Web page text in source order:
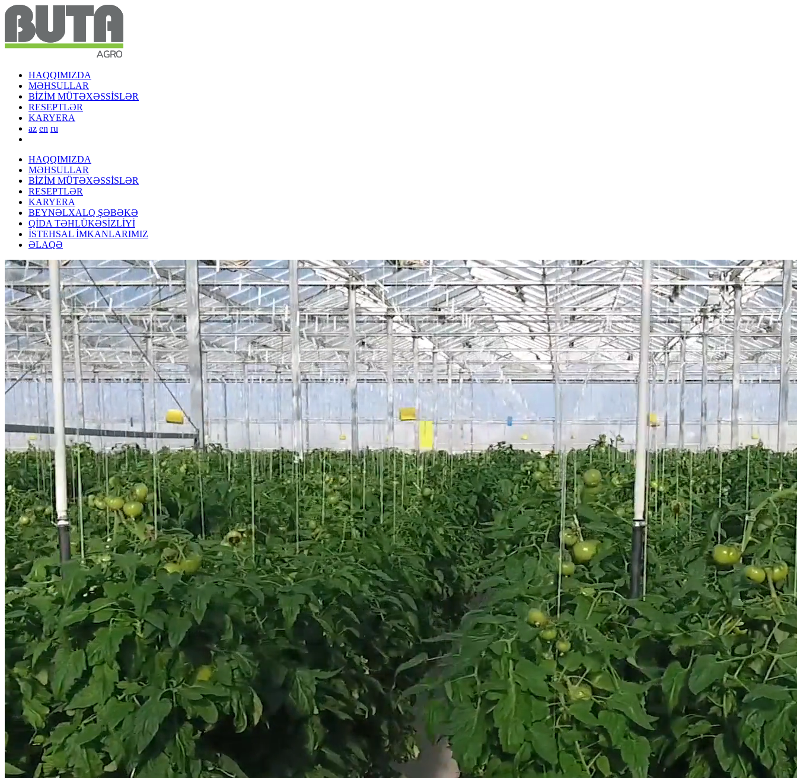
HAQQIMIZDA
MƏHSULLAR
BİZİM MÜTƏXƏSSİSLƏR
RESEPTLƏR
KARYERA
az en ru
HAQQIMIZDA
MƏHSULLAR
BİZİM MÜTƏXƏSSİSLƏR
RESEPTLƏR
KARYERA
BEYNƏLXALQ ŞƏBƏKƏ
QİDA TƏHLÜKƏSİZLİYİ
İSTEHSAL İMKANLARIMIZ
ƏLAQƏ